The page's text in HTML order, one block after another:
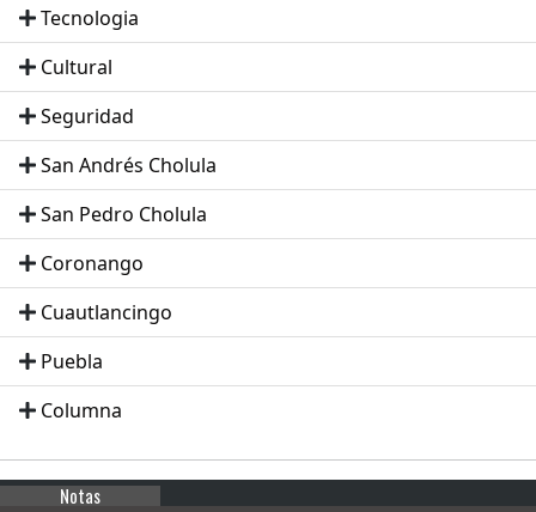
Tecnologia
Cultural
Seguridad
San Andrés Cholula
San Pedro Cholula
Coronango
Cuautlancingo
Puebla
Columna
Notas